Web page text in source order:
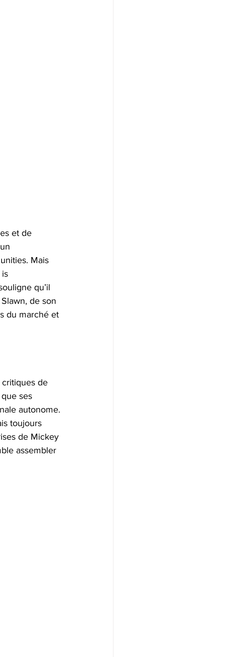
et de
Mais
is
qu’il
de son
du marché et
de
ses
autonome.
toujours
de Mickey
assembler